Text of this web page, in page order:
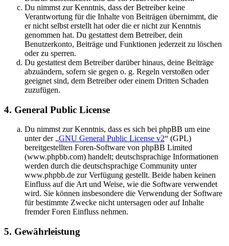
Du nimmst zur Kenntnis, dass der Betreiber keine
Verantwortung für die Inhalte von Beiträgen übernimmt, die
er nicht selbst erstellt hat oder die er nicht zur Kenntnis
genommen hat. Du gestattest dem Betreiber, dein
Benutzerkonto, Beiträge und Funktionen jederzeit zu löschen
oder zu sperren.
Du gestattest dem Betreiber darüber hinaus, deine Beiträge
abzuändern, sofern sie gegen o. g. Regeln verstoßen oder
geeignet sind, dem Betreiber oder einem Dritten Schaden
zuzufügen.
4. General Public License
Du nimmst zur Kenntnis, dass es sich bei phpBB um eine
unter der „GNU General Public License v2“ (GPL)
bereitgestellten Foren-Software von phpBB Limited
(www.phpbb.com) handelt; deutschsprachige Informationen
werden durch die deutschsprachige Community unter
www.phpbb.de zur Verfügung gestellt. Beide haben keinen
Einfluss auf die Art und Weise, wie die Software verwendet
wird. Sie können insbesondere die Verwendung der Software
für bestimmte Zwecke nicht untersagen oder auf Inhalte
fremder Foren Einfluss nehmen.
5. Gewährleistung